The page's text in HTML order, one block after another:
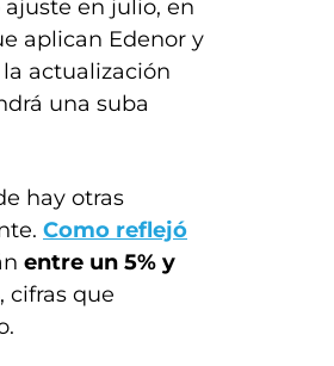
en julio, en
aplican Edenor y
actualización
una suba
hay otras
Como reflejó
entre un 5% y
, cifras que